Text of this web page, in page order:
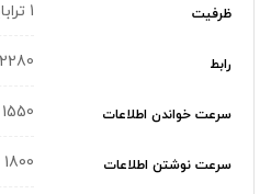
ظرفیت 1 ترابایت
رابط
سرعت خواندن اطلاعات 1550 مگابایت بر ثانیه
سرعت نوشتن اطلاعات 1800 مگابایت بر ثانیه